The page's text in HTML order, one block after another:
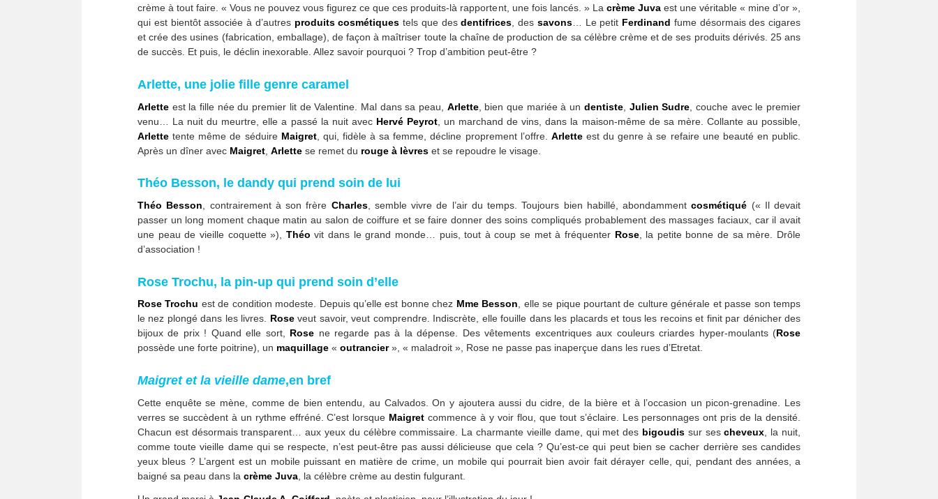
crème à tout faire. « Vous ne pouvez vous figurez ce que ces produits-là rapportent, une fois lancés. » La crème Juvaest une véritable « mine d’or »,
qui est bientôt associée à d’autres produits cosmétiques tels que desdentifrices , des savons… Le petit Ferdinand fume désormais des cigares
et crée des usines (fabrication, emballage), de façon à maîtriser toute la chaîne de production de sa célèbre crème et de ses produits dérivés. 25 ans
de succès. Et puis, le déclin inexorable. Allez savoir pourquoi ? Trop d’ambition peut-être ?
Arlette, une jolie fille genre caramel
Arlette est la fille née du premier lit de Valentine. Mal dans sa peau, Arlette, bien que mariée à un dentiste, Julien Sudre , couche avec le premier
venu… La nuit du meurtre, elle a passé la nuit avec Hervé Peyrot, un marchand de vins, dans la maison-même de sa mère. Collante au possible,
Arlette tente même de séduire Maigret, qui, fidèle à sa femme, décline proprement l’offre. Arletteest du genre à se refaire une beauté en public.
Après un dîner avec Maigret Arlette se remet du rouge à lèvres et se repoudre le visage.
Théo Besson, le dandy qui prend soin de lui
Théo Besson , contrairement à son frère Charles, semble vivre de l’air du temps. Toujours bien habillé, abondammentcosmétiqué (« Il devait
passer un long moment chaque matin au salon de coiffure et se faire donner des soins compliqués probablement des massages faciaux, car il avait
une peau de vieille coquette »), Théo vit dans le grand monde… puis, tout à coup se met à fréquenter Rose, la petite bonne de sa mère. Drôle
d’association !
Rose Trochu, la pin-up qui prend soin d’elle
Rose Trochu est de condition modeste. Depuis qu’elle est bonne chez Mme Besson, elle se pique pourtant de culture générale et passe son temps
le nez plongé dans les livres. Roseveut savoir, veut comprendre. Indiscrète, elle fouille dans les placards et tous les recoins et finit par dénicher des
bijoux de prix ! Quand elle sort, Rose ne regarde pas à la dépense. Des vêtements excentriques aux couleurs criardes hyper-moulants (Rose
possède une forte poitrine), un maquillage « outrancier», « maladroit », Rose ne passe pas inaperçue dans les rues d’Etretat.
Maigret et la vieille dame,en bref
Cette enquête se mène, comme de bien entendu, au Calvados. On y ajoutera aussi du cidre, de la bière et à l’occasion un picon-grenadine. Les
verres se succèdent à un rythme effréné. C’est lorsque Maigret commence à y voir flou, que tout s’éclaire. Les personnages ont pris de la densité.
Chacun est désormais transparent… aux yeux du célèbre commissaire. La charmante vieille dame, qui met des bigoudissur sescheveux , la nuit,
comme toute vieille dame qui se respecte, n’est peut-être pas aussi délicieuse que cela ? Qu’est-ce qui peut bien se cacher derrière ses candides
yeux bleus ? L’argent est un mobile puissant en matière de crime, un mobile qui pourrait bien avoir fait dérayer celle, qui, pendant des années, a
baigné sa peau dans la crème Juva , la célèbre crème au destin fulgurant.